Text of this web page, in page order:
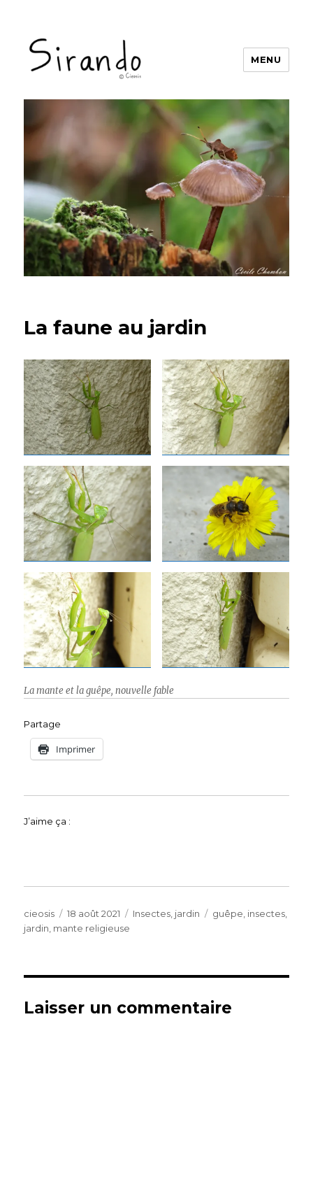
MENU
La faune au jardin
La mante et la guêpe, nouvelle fable
Partage
Imprimer
J’aime ça :
Auteur
cieosis
Publié
le
18 août 2021 Catégories
Insectes, jardin Étiquettes
guêpe, insectes,
jardin, mante religieuse
Laisser un commentaire